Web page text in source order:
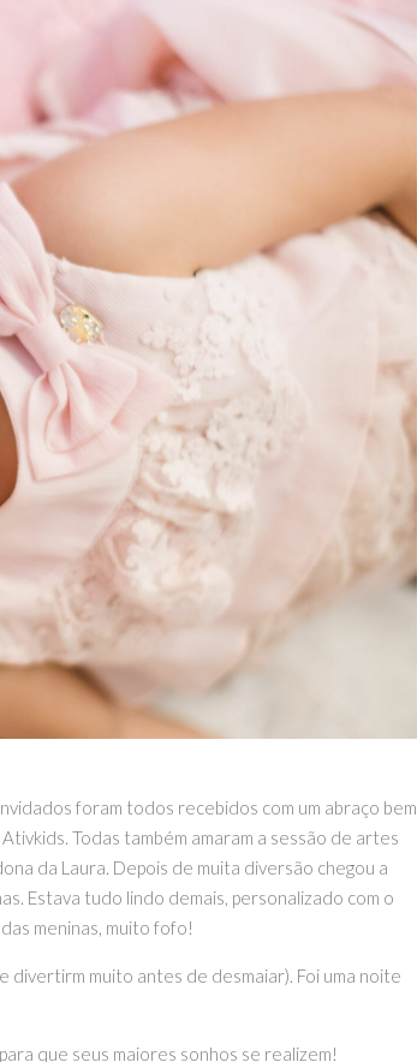
foram todos recebidos com um abraço bem
. Todas também amaram a sessão de artes
da Laura. Depois de muita diversão chegou a
Estava tudo lindo demais, personalizado com o
meninas, muito fofo!
divertirm muito antes de desmaiar). Foi uma noite
que seus maiores sonhos se realizem!